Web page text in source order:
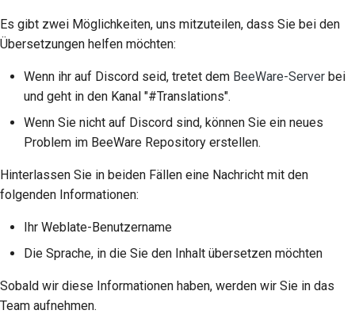
Português
தமிழ்
Türkçe
Leitlinien für die
Übersetzung
Ton versus Wort-für-
Wort-Übersetzung
Weblate
2016
2015
2014
2013
Es gibt zwei Möglichkeiten, uns mitzuteilen, dass Sie bei den
Übersetzungen helfen möchten:
Wenn ihr auf Discord seid, tretet dem BeeWare-Server bei
und geht in den Kanal "#Translations".
Wenn Sie nicht auf Discord sind, können Sie ein neues
Problem im BeeWare Repository erstellen.
Hinterlassen Sie in beiden Fällen eine Nachricht mit den
folgenden Informationen:
Ihr Weblate-Benutzername
Die Sprache, in die Sie den Inhalt übersetzen möchten
Sobald wir diese Informationen haben, werden wir Sie in das
Team aufnehmen.